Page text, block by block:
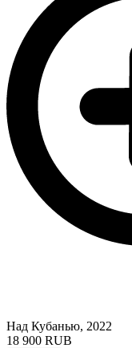
Над Кубанью, 2022
18 900 RUB